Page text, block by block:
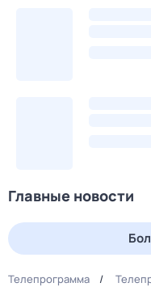
Главные новости
Телепрограмма